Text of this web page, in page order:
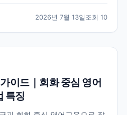
2026년 7월 13일조회 10
이드｜회화 중심 영어
특징